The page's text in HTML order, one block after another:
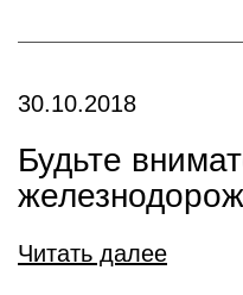
30.10.2018
Будьте
Читать далее